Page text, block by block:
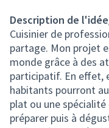
Description de
Cuisinier de
partage. Mon projet
monde grâce à des
participatif. En effet,
habitants pourront
plat ou une spécialité
préparer puis à